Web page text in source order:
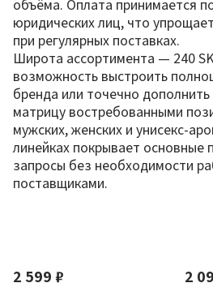
объёма. Оплата принимается
юридических лиц, что
при регулярных поставках.
Широта ассортимента — 240
возможность выстроить
бренда или точечно
матрицу востребованными
мужских, женских и унисекс-
линейках покрывает основные
запросы без необходимости
поставщиками.
2 599 ₽ 2